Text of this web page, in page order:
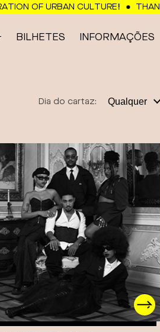
BILHETES INFORMAÇÕES
OF URBAN CULTURE! THANK
Dia do cartaz: Qualquer